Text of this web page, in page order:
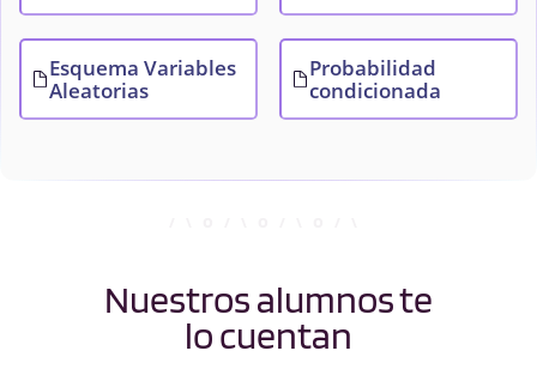
Esquema Variables
Aleatorias
Probabilidad
condicionada
Nuestros alumnos te
lo cuentan